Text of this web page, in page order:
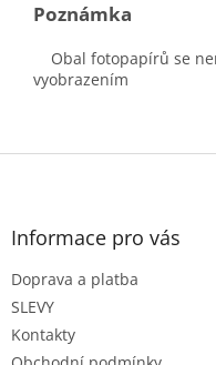
Poznámka
Obal fotopapírů se
vyobrazením
Z
Informace pro vás
Doprava a platba
SLEVY
Kontakty